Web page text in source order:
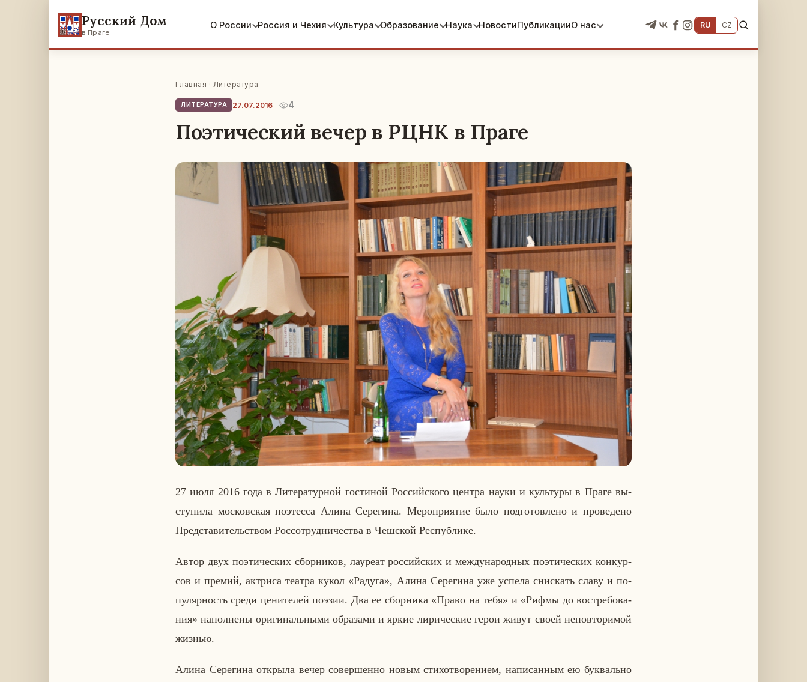
Русский Дом
в Праге
О России Россия и Чехия Культура Образование Наука НовостиПубликацииО нас RU CZ
Главная · Литература
ЛИТЕРАТУРА 27.07.2016 4
Поэтический вечер в РЦНК в Праге
27 июля 2016 года в Ли­те­ра­тур­ной го­сти­ной Рос­сий­ско­го центра науки и куль­ту­ры в Праге вы­
сту­пи­ла мос­ков­ская по­этес­са Алина Се­ре­ги­на. Ме­ро­при­я­тие было под­го­тов­ле­но и про­ве­де­но
Пред­ста­ви­тель­ством Рос­со­труд­ни­че­ства в Чеш­ской Рес­пуб­ли­ке.
Автор двух по­э­ти­че­ских сбор­ни­ков, ла­у­ре­ат рос­сий­ских и меж­ду­на­род­ных по­э­ти­че­ских кон­кур­
сов и премий, ак­три­са театра кукол «Радуга», Алина Се­ре­ги­на уже успела снис­кать славу и по­
пу­ляр­ность среди це­ни­те­лей поэзии. Два ее сбор­ни­ка «Право на тебя» и «Рифмы до вос­тре­бо­ва­
ния» на­пол­не­ны ори­ги­наль­ны­ми об­ра­за­ми и яркие ли­ри­че­ские герои живут своей непо­вто­ри­мой
жизнью.
Алина Се­ре­ги­на от­кры­ла вечер со­вер­шен­но новым сти­хо­тво­ре­ни­ем, на­пи­сан­ным ею бук­валь­но